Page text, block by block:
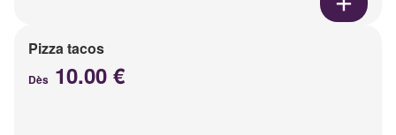
Pizza tacos
Dès 10.00 €